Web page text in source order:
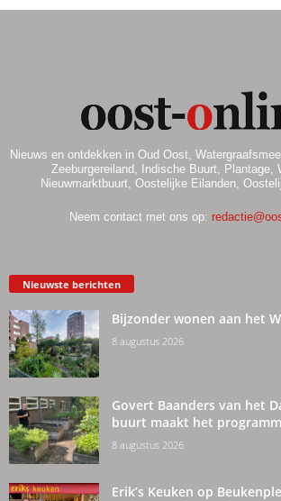
Nieuws en ontdekken in Oud Oost,
Zeeburgereiland, Indische Buurt, Plantage,
Nieuwmarktbuurt, Oostelijke Eilanden,
Neem contact met ons op:
Nieuwste berichten
Bijzonder wonen aan het
8 augustus 2026
Govert Baanders van het
buurt maakt het
8 augustus 2026
Erik’s Keuken op